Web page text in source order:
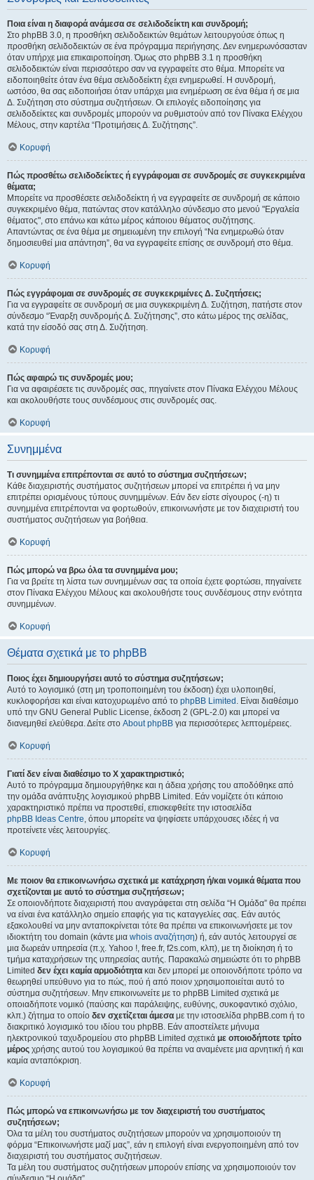
Ποια είναι η διαφορά ανάμεσα σε σελιδοδείκτη και συνδρομή;
Στο phpBB 3.0, η προσθήκη σελιδοδεικτών θεμάτων λειτουργούσε όπως η
προσθήκη σελιδοδεικτών σε ένα πρόγραμμα περιήγησης. Δεν ενημερωνόσασταν
όταν υπήρχε μια επικαιροποίηση. Όμως στο phpBB 3.1 η προσθήκη
σελιδοδεικτών είναι περισσότερο σαν να εγγραφείτε στο θέμα. Μπορείτε να
ειδοποιηθείτε όταν ένα θέμα σελιδοδείκτη έχει ενημερωθεί. Η συνδρομή,
ωστόσο, θα σας ειδοποιήσει όταν υπάρχει μια ενημέρωση σε ένα θέμα ή σε μια
Δ. Συζήτηση στο σύστημα συζητήσεων. Οι επιλογές ειδοποίησης για
σελιδοδείκτες και συνδρομές μπορούν να ρυθμιστούν από τον Πίνακα Ελέγχου
Μέλους, στην καρτέλα “Προτιμήσεις Δ. Συζήτησης”.
Κορυφή
Πώς προσθέτω σελιδοδείκτες ή εγγράφομαι σε συνδρομές σε συγκεκριμένα
θέματα;
Μπορείτε να προσθέσετε σελιδοδείκτη ή να εγγραφείτε σε συνδρομή σε κάποιο
συγκεκριμένο θέμα, πατώντας στον κατάλληλο σύνδεσμο στο μενού "Εργαλεία
θέματος", στο επάνω και κάτω μέρος κάποιου θέματος συζήτησης.
Απαντώντας σε ένα θέμα με σημειωμένη την επιλογή “Να ενημερωθώ όταν
δημοσιευθεί μια απάντηση”, θα να εγγραφείτε επίσης σε συνδρομή στο θέμα.
Κορυφή
Πώς εγγράφομαι σε συνδρομές σε συγκεκριμένες Δ. Συζητήσεις;
Για να εγγραφείτε σε συνδρομή σε μια συγκεκριμένη Δ. Συζήτηση, πατήστε στον
σύνδεσμο “Έναρξη συνδρομής Δ. Συζήτησης”, στο κάτω μέρος της σελίδας,
κατά την είσοδό σας στη Δ. Συζήτηση.
Κορυφή
Πώς αφαιρώ τις συνδρομές μου;
Για να αφαιρέσετε τις συνδρομές σας, πηγαίνετε στον Πίνακα Ελέγχου Μέλους
και ακολουθήστε τους συνδέσμους στις συνδρομές σας.
Κορυφή
Συνημμένα
Τι συνημμένα επιτρέπονται σε αυτό το σύστημα συζητήσεων;
Κάθε διαχειριστής συστήματος συζητήσεων μπορεί να επιτρέπει ή να μην
επιτρέπει ορισμένους τύπους συνημμένων. Εάν δεν είστε σίγουρος (-η) τι
συνημμένα επιτρέπονται να φορτωθούν, επικοινωνήστε με τον διαχειριστή του
συστήματος συζητήσεων για βοήθεια.
Κορυφή
Πώς μπορώ να βρω όλα τα συνημμένα μου;
Για να βρείτε τη λίστα των συνημμένων σας τα οποία έχετε φορτώσει, πηγαίνετε
στον Πίνακα Ελέγχου Μέλους και ακολουθήστε τους συνδέσμους στην ενότητα
συνημμένων.
Κορυφή
Θέματα σχετικά με το phpBB
Ποιος έχει δημιουργήσει αυτό το σύστημα συζητήσεων;
Αυτό το λογισμικό (στη μη τροποποιημένη του έκδοση) έχει υλοποιηθεί,
κυκλοφορήσει και είναι κατοχυρωμένο από το phpBB Limited . Είναι διαθέσιμο
υπό την GNU General Public License, έκδοση 2 (GPL-2.0) και μπορεί να
διανεμηθεί ελεύθερα. Δείτε στο About phpBB για περισσότερες λεπτομέρειες.
Κορυφή
Γιατί δεν είναι διαθέσιμο το Χ χαρακτηριστικό;
Αυτό το πρόγραμμα δημιουργήθηκε και η άδεια χρήσης του αποδόθηκε από
την ομάδα ανάπτυξης λογισμικού phpBB Limited. Εάν νομίζετε ότι κάποιο
χαρακτηριστικό πρέπει να προστεθεί, επισκεφθείτε την ιστοσελίδα
phpBB Ideas Centre, όπου μπορείτε να ψηφίσετε υπάρχουσες ιδέες ή να
προτείνετε νέες λειτουργίες.
Κορυφή
Με ποιον θα επικοινωνήσω σχετικά με κατάχρηση ή/και νομικά θέματα που
σχετίζονται με αυτό το σύστημα συζητήσεων;
Σε οποιονδήποτε διαχειριστή που αναγράφεται στη σελίδα “Η Ομάδα” θα πρέπει
να είναι ένα κατάλληλο σημείο επαφής για τις καταγγελίες σας. Εάν αυτός
εξακολουθεί να μην ανταποκρίνεται τότε θα πρέπει να επικοινωνήσετε με τον
ιδιοκτήτη του domain (κάντε μια whois αναζήτηση) ή, εάν αυτός λειτουργεί σε
μια δωρεάν υπηρεσία (π.χ. Yahoo !, free.fr, f2s.com, κλπ), με τη διοίκηση ή το
τμήμα καταχρήσεων της υπηρεσίας αυτής. Παρακαλώ σημειώστε ότι το phpBB
Limited δεν έχει καμία αρμοδιότητα και δεν μπορεί με οποιονδήποτε τρόπο να
θεωρηθεί υπεύθυνο για το πώς, πού ή από ποιον χρησιμοποιείται αυτό το
σύστημα συζητήσεων. Μην επικοινωνείτε με το phpBB Limited σχετικά με
οποιαδήποτε νομικό (παύσης και παράλειψης, ευθύνης, συκοφαντικό σχόλιο,
κλπ.) ζήτημα το οποίο δεν σχετίζεται άμεσα με την ιστοσελίδα phpBB.com ή το
διακριτικό λογισμικό του ιδίου του phpBB. Εάν αποστείλετε μήνυμα
ηλεκτρονικού ταχυδρομείου στο phpBB Limited σχετικά με οποιοδήποτε τρίτο
μέρος χρήσης αυτού του λογισμικού θα πρέπει να αναμένετε μια αρνητική ή και
καμία ανταπόκριση.
Κορυφή
Πώς μπορώ να επικοινωνήσω με τον διαχειριστή του συστήματος
συζητήσεων;
Όλα τα μέλη του συστήματος συζητήσεων μπορούν να χρησιμοποιούν τη
φόρμα “Επικοινωνήστε μαζί μας”, εάν η επιλογή είναι ενεργοποιημένη από τον
διαχειριστή του συστήματος συζητήσεων.
Τα μέλη του συστήματος συζητήσεων μπορούν επίσης να χρησιμοποιούν τον